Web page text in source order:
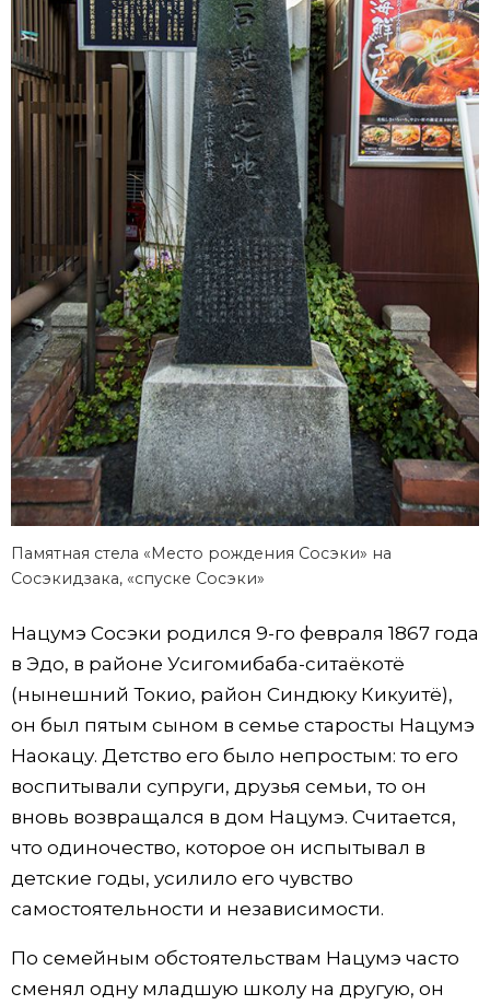
Памятная стела «Место рождения Сосэки» на
Сосэкидзака, «спуске Сосэки»
Нацумэ Сосэки родился 9-го февраля 1867 года
в Эдо, в районе Усигомибаба-ситаёкотё
(нынешний Токио, район Синдюку Кикуитё),
он был пятым сыном в семье старосты Нацумэ
Наокацу. Детство его было непростым: то его
воспитывали супруги, друзья семьи, то он
вновь возвращался в дом Нацумэ. Считается,
что одиночество, которое он испытывал в
детские годы, усилило его чувство
самостоятельности и независимости.
По семейным обстоятельствам Нацумэ часто
сменял одну младшую школу на другую, он